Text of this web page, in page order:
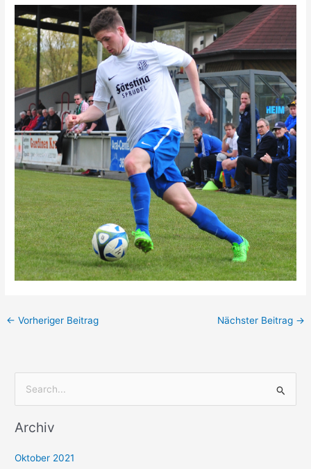
← Vorheriger Beitrag Nächster Beitrag →
c
Archiv
Oktober 2021